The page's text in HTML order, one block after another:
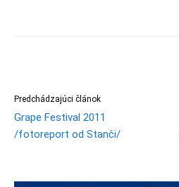
Predchádzajúci článok
Grape Festival 2011
/fotoreport od Stanči/